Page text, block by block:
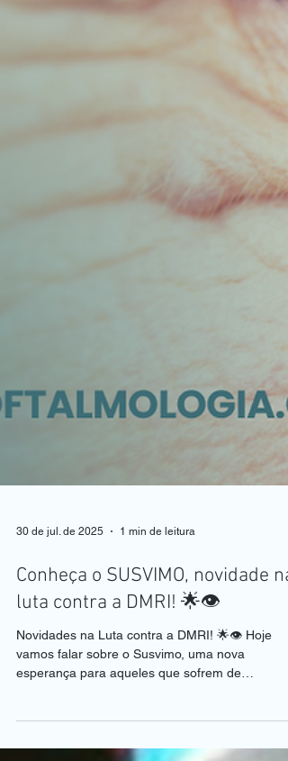
30 de jul. de 2025 1 min de leitura
Conheça o SUSVIMO, novidade na
luta contra a DMRI! 🌟👁️
Novidades na Luta contra a DMRI! 🌟👁️ Hoje